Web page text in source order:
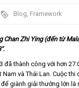
Blog, Framework
Chan Zhi Ying (đến từ
đã thành công với hơn
và Thái Lan. Cuộc
giành giải thưởng lớn